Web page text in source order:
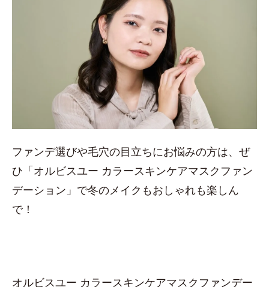
ファンデ選びや毛穴の目立ちにお悩みの方は、ぜ
ひ「オルビスユー カラースキンケアマスクファン
デーション」で冬のメイクもおしゃれも楽しん
で！
オルビスユー カラースキンケアマスクファンデー